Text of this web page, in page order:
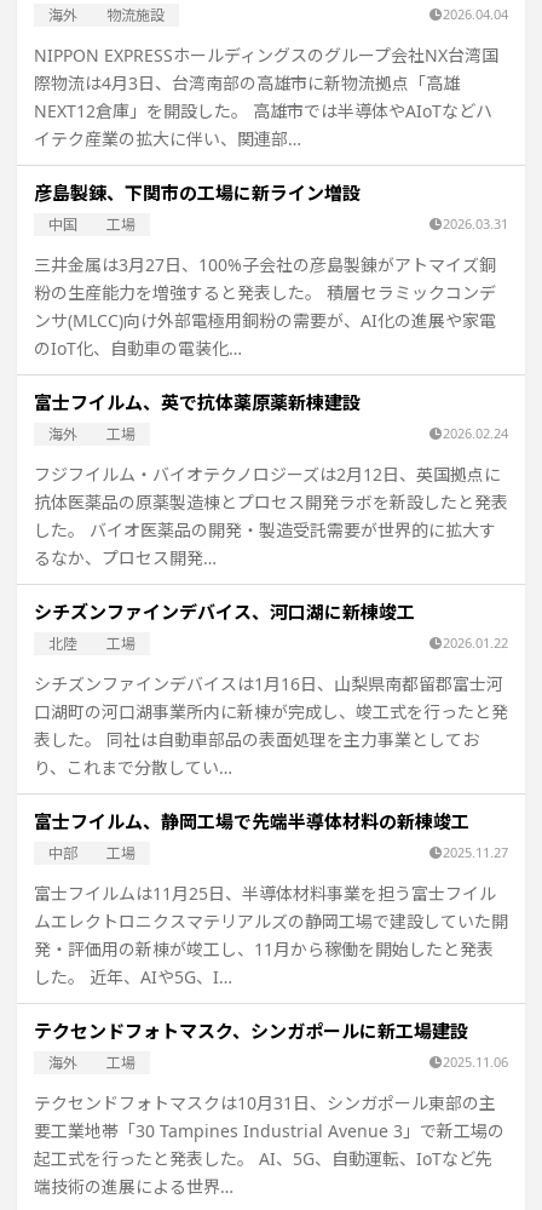
海外 物流施設 2026.04.04
NIPPON EXPRESSホールディングスのグループ会社NX台湾国
際物流は4月3日、台湾南部の高雄市に新物流拠点「高雄
NEXT12倉庫」を開設した。 高雄市では半導体やAIoTなどハ
イテク産業の拡大に伴い、関連部…
彦島製錬、下関市の工場に新ライン増設
中国 工場 2026.03.31
三井金属は3月27日、100%子会社の彦島製錬がアトマイズ銅
粉の生産能力を増強すると発表した。 積層セラミックコンデ
ンサ(MLCC)向け外部電極用銅粉の需要が、AI化の進展や家電
のIoT化、自動車の電装化…
富士フイルム、英で抗体薬原薬新棟建設
海外 工場 2026.02.24
フジフイルム・バイオテクノロジーズは2月12日、英国拠点に
抗体医薬品の原薬製造棟とプロセス開発ラボを新設したと発表
した。 バイオ医薬品の開発・製造受託需要が世界的に拡大す
るなか、プロセス開発…
シチズンファインデバイス、河口湖に新棟竣工
北陸 工場 2026.01.22
シチズンファインデバイスは1月16日、山梨県南都留郡富士河
口湖町の河口湖事業所内に新棟が完成し、竣工式を行ったと発
表した。 同社は自動車部品の表面処理を主力事業としてお
り、これまで分散してい…
富士フイルム、静岡工場で先端半導体材料の新棟竣工
中部 工場 2025.11.27
富士フイルムは11月25日、半導体材料事業を担う富士フイル
ムエレクトロニクスマテリアルズの静岡工場で建設していた開
発・評価用の新棟が竣工し、11月から稼働を開始したと発表
した。 近年、AIや5G、I…
テクセンドフォトマスク、シンガポールに新工場建設
海外 工場 2025.11.06
テクセンドフォトマスクは10月31日、シンガポール東部の主
要工業地帯「30 Tampines Industrial Avenue 3」で新工場の
起工式を行ったと発表した。 AI、5G、自動運転、IoTなど先
端技術の進展による世界…